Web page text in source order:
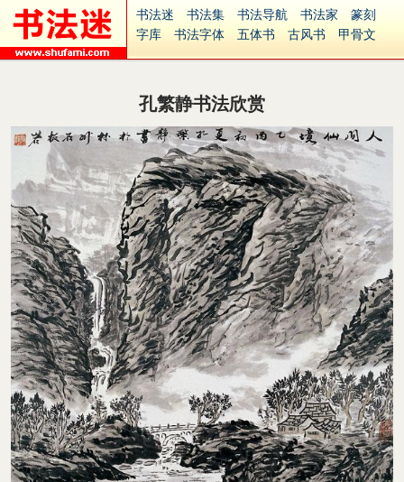
书法迷 书法集 书法导航 书法家
篆刻
字库
书法字体 五体书 古风书
甲骨文
集字
字形 大字 篆刻之家
古籍
中医 象棋 游戏
起名
识字 英语 印章 签名
硬筆字
字体下载
免费字体 中文字体
英文字体
Ai矢量
P图宝 南无阿弥陀佛
意见反馈
安全网站
捐赠 繁體版
孔繁静书法欣赏